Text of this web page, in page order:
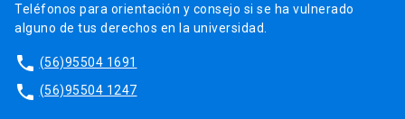
Teléfonos para orientación y consejo si se ha vulnerado
alguno de tus derechos en la universidad.
phone (56)95504 1691
phone (56)95504 1247